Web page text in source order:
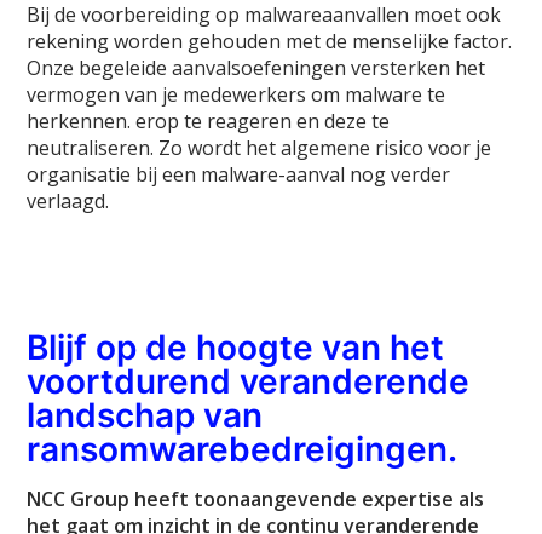
Bij de voorbereiding op malwareaanvallen moet ook
rekening worden gehouden met de menselijke factor.
Onze begeleide aanvalsoefeningen versterken het
vermogen van je medewerkers om malware te
herkennen. erop te reageren en deze te
neutraliseren. Zo wordt het algemene risico voor je
organisatie bij een malware-aanval nog verder
verlaagd.
Blijf op de hoogte van het
voortdurend veranderende
landschap van
ransomwarebedreigingen.
NCC Group heeft toonaangevende expertise als
het gaat om inzicht in de continu veranderende